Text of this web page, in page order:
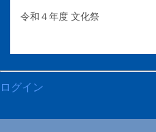
令和４年度 文化祭
ログイン